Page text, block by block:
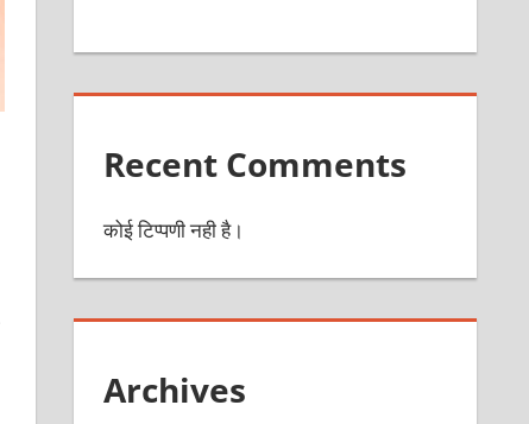
Recent Comments
कोई टिप्पणी नही है।
Archives